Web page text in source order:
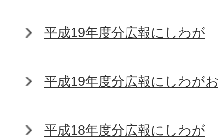
平成19年度分広報にしわが
平成19年度分広報にしわが
平成18年度分広報にしわが